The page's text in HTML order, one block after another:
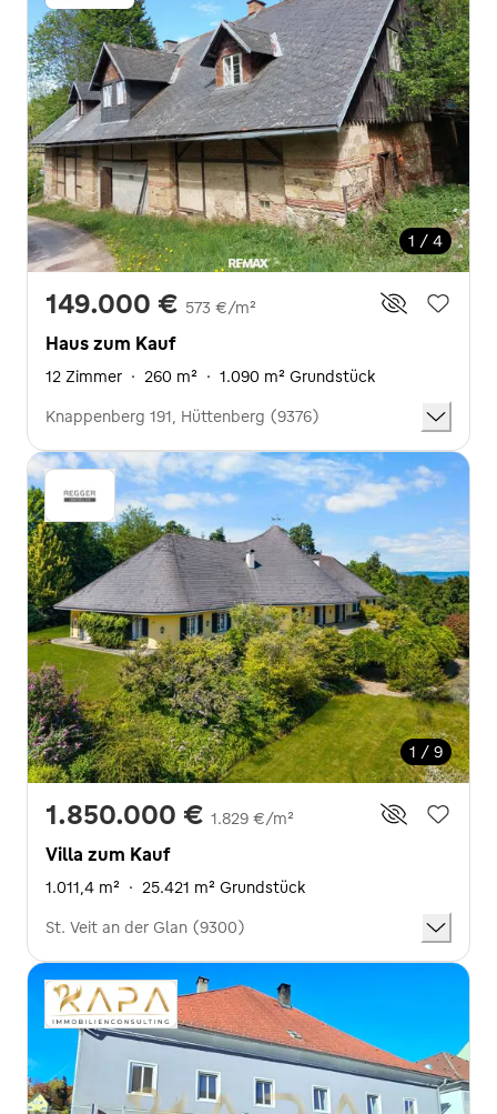
1 / 4
149.000 € 573 €/m²
Haus zum Kauf
12 Zimmer · 260 m² · 1.090 m² Grundstück
Knappenberg 191, Hüttenberg (9376)
1 / 9
1.850.000 € 1.829 €/m²
Villa zum Kauf
1.011,4 m² · 25.421 m² Grundstück
St. Veit an der Glan (9300)